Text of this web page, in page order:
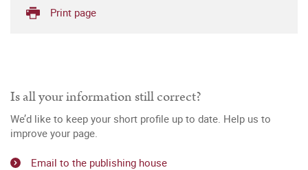
Print page
Is all your information still correct?
We’d like to keep your short profile up to date. Help us to
improve your page.
Email to the publishing house